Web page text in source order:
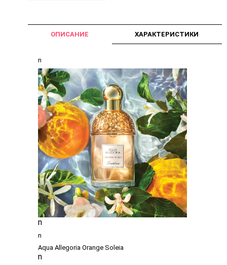
ОПИСАНИЕ ХАРАКТЕРИСТИКИ
n
n
n
Aqua Allegoria Orange Soleia
n